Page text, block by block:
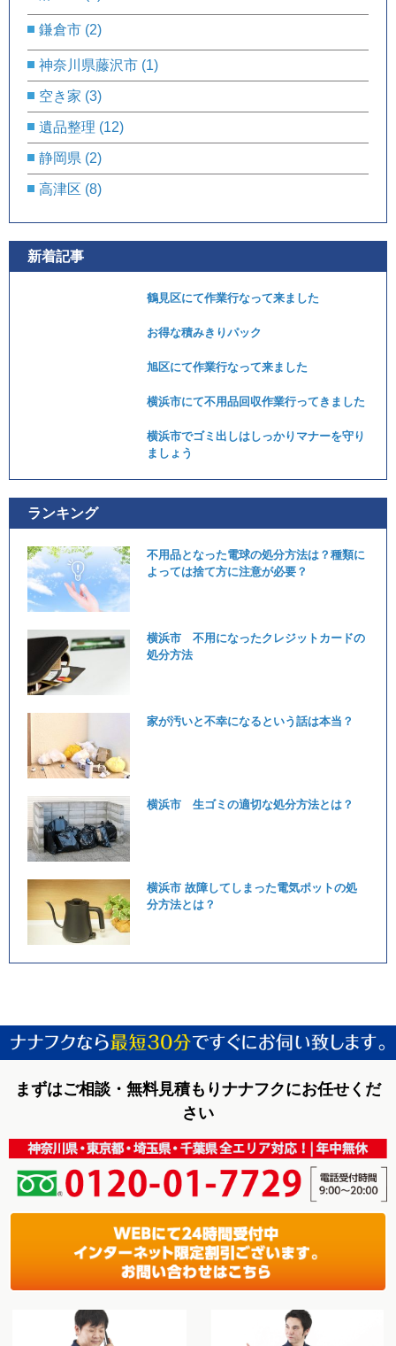
鎌倉市 (2)
神奈川県藤沢市 (1)
空き家 (3)
遺品整理 (12)
静岡県 (2)
高津区 (8)
新着記事
鶴見区にて作業行なって来ました
お得な積みきりパック
旭区にて作業行なって来ました
横浜市にて不用品回収作業行ってきました
横浜市でゴミ出しはしっかりマナーを守り
ましょう
ランキング
不用品となった電球の処分方法は？種類に
よっては捨て方に注意が必要？
横浜市 不用になったクレジットカードの
処分方法
家が汚いと不幸になるという話は本当？
横浜市 生ゴミの適切な処分方法とは？
横浜市 故障してしまった電気ポットの処
分方法とは？
まずはご相談・無料見積もりナナフクにお任せくだ
さい